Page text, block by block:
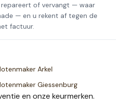
of vervangt — waar
— en u rekent af tegen de
factuur.
Arkel
Giessenburg
en onze keurmerken.